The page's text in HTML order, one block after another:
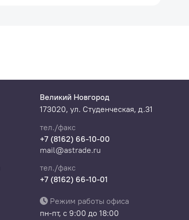
Великий Новгород
173020, ул. Студенческая, д.31
тел./факс
+7 (8162) 66-10-00
mail@astrade.ru
тел./факс
+7 (8162) 66-10-01
Режим работы офиса
пн-пт, с 9:00 до 18:00